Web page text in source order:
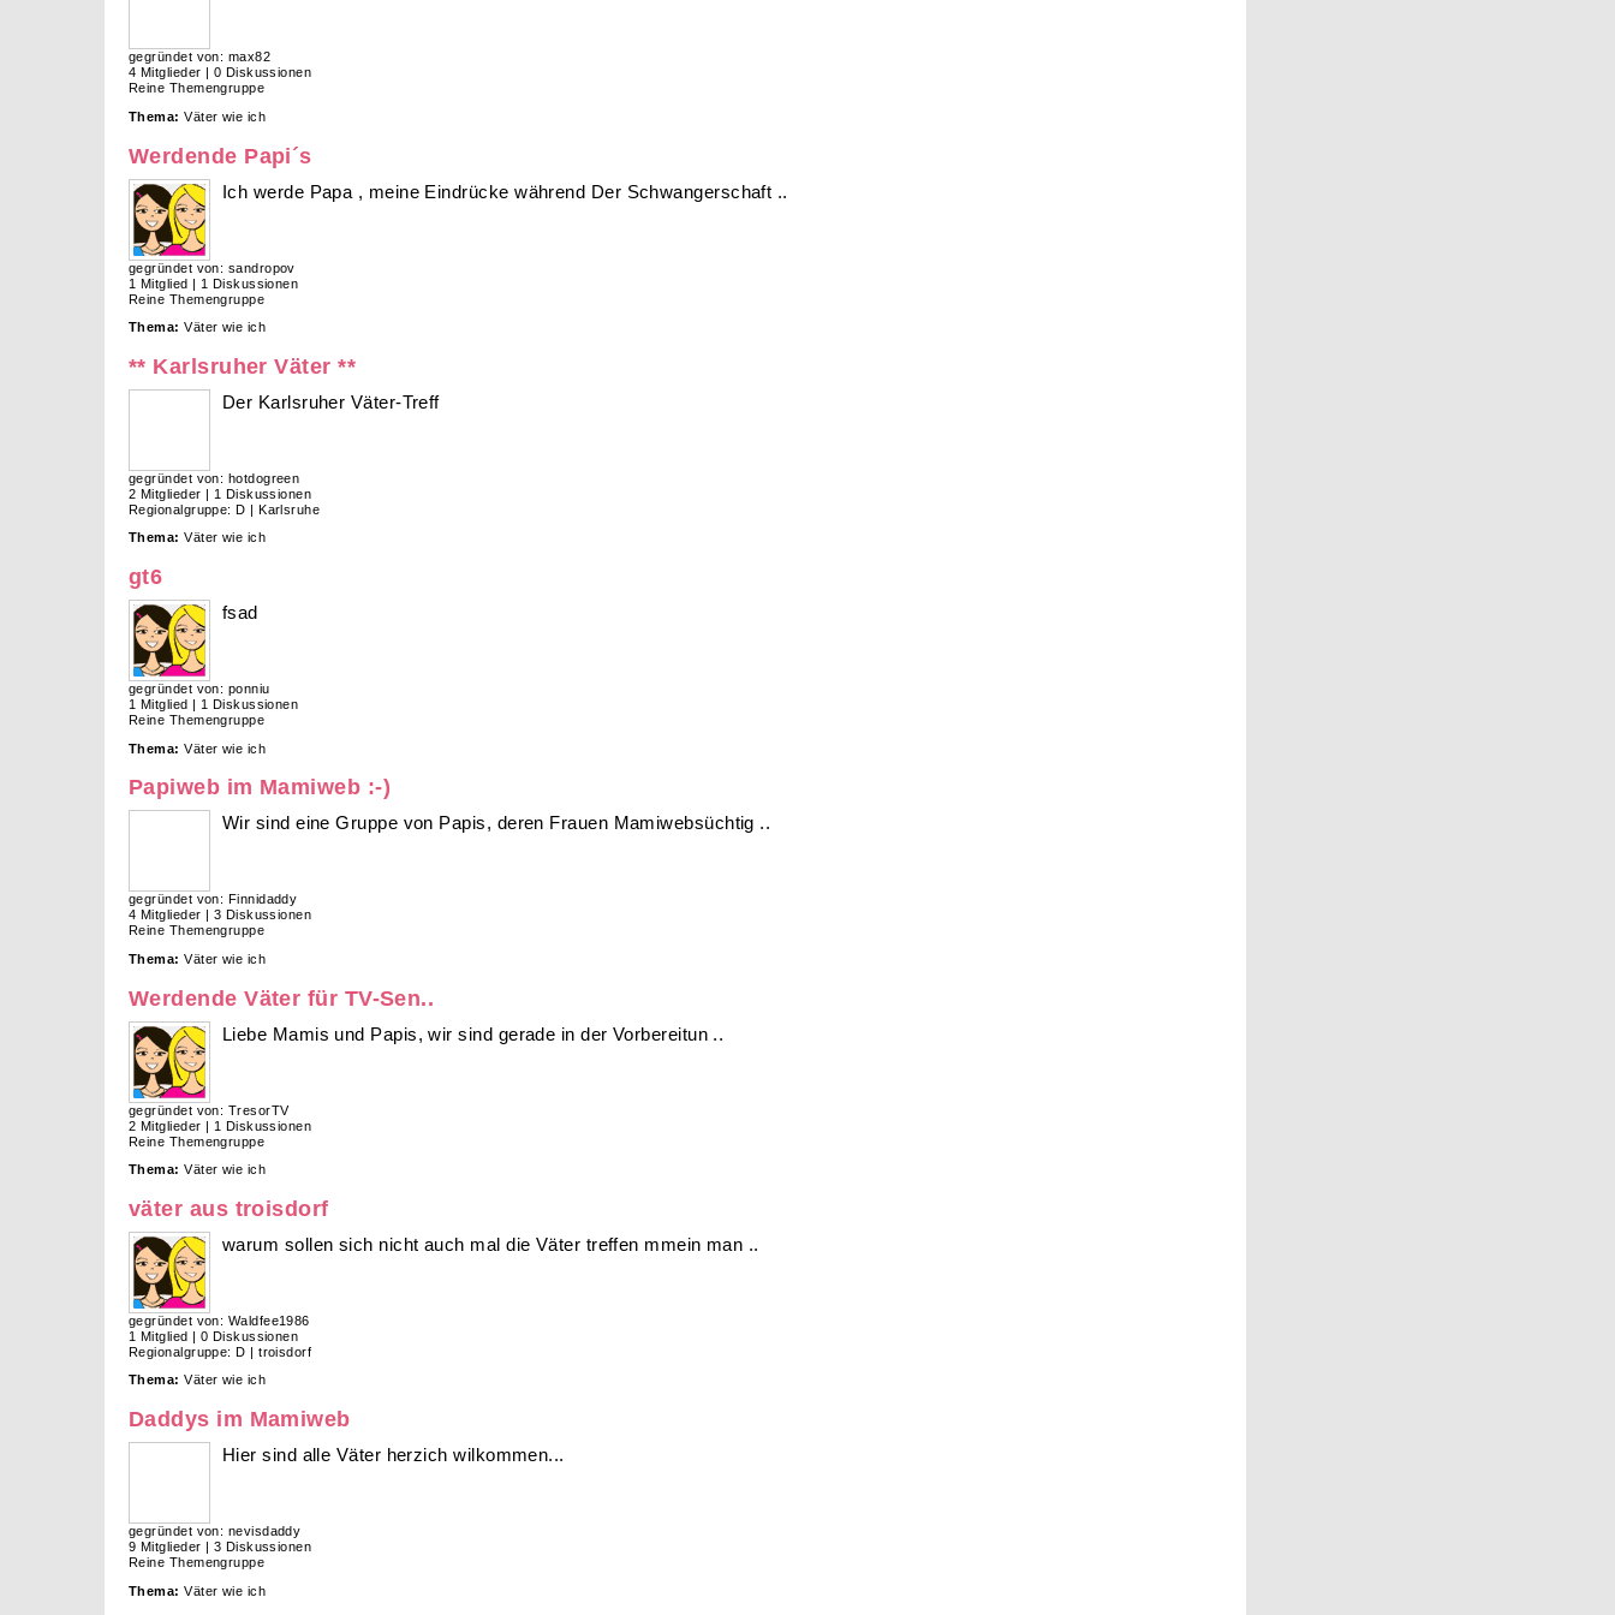
gegründet von: max82
4 Mitglieder | 0 Diskussionen
Reine Themengruppe
Thema: Väter wie ich
Werdende Papi´s
Ich werde Papa , meine Eindrücke während Der Schwangerschaft ..
gegründet von: sandropov
1 Mitglied | 1 Diskussionen
Reine Themengruppe
Thema: Väter wie ich
** Karlsruher Väter **
Der Karlsruher Väter-Treff
gegründet von: hotdogreen
2 Mitglieder | 1 Diskussionen
Regionalgruppe: D | Karlsruhe
Thema: Väter wie ich
gt6
fsad
gegründet von: ponniu
1 Mitglied | 1 Diskussionen
Reine Themengruppe
Thema: Väter wie ich
Papiweb im Mamiweb :-)
Wir sind eine Gruppe von Papis, deren Frauen Mamiwebsüchtig ..
gegründet von: Finnidaddy
4 Mitglieder | 3 Diskussionen
Reine Themengruppe
Thema: Väter wie ich
Werdende Väter für TV-Sen..
Liebe Mamis und Papis, wir sind gerade in der Vorbereitun ..
gegründet von: TresorTV
2 Mitglieder | 1 Diskussionen
Reine Themengruppe
Thema: Väter wie ich
väter aus troisdorf
warum sollen sich nicht auch mal die Väter treffen mmein man ..
gegründet von: Waldfee1986
1 Mitglied | 0 Diskussionen
Regionalgruppe: D | troisdorf
Thema: Väter wie ich
Daddys im Mamiweb
Hier sind alle Väter herzich wilkommen...
gegründet von: nevisdaddy
9 Mitglieder | 3 Diskussionen
Reine Themengruppe
Thema: Väter wie ich